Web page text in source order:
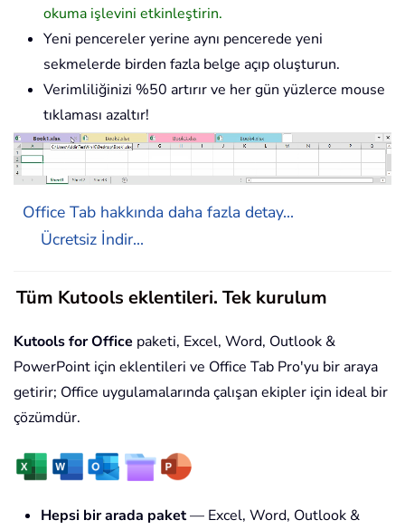
okuma işlevini etkinleştirin.
Yeni pencereler yerine aynı pencerede yeni
sekmelerde birden fazla belge açıp oluşturun.
Verimliliğinizi %50 artırır ve her gün yüzlerce mouse
tıklaması azaltır!
Office Tab hakkında daha fazla detay...
Ücretsiz İndir...
Tüm Kutools eklentileri. Tek kurulum
Kutools for Office paketi, Excel, Word, Outlook &
PowerPoint için eklentileri ve Office Tab Pro'yu bir araya
getirir; Office uygulamalarında çalışan ekipler için ideal bir
çözümdür.
Hepsi bir arada paket— Excel, Word, Outlook &